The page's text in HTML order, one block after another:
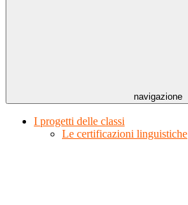
navigazione
I progetti delle classi
Le certificazioni linguistiche